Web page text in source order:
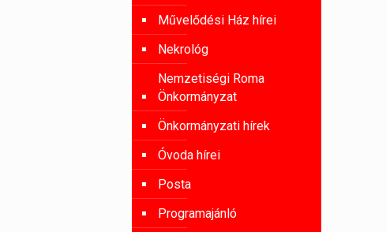
Művelődési Ház hírei
Nekrológ
Nemzetiségi Roma
Önkormányzat
Önkormányzati hírek
Óvoda hírei
Posta
Programajánló